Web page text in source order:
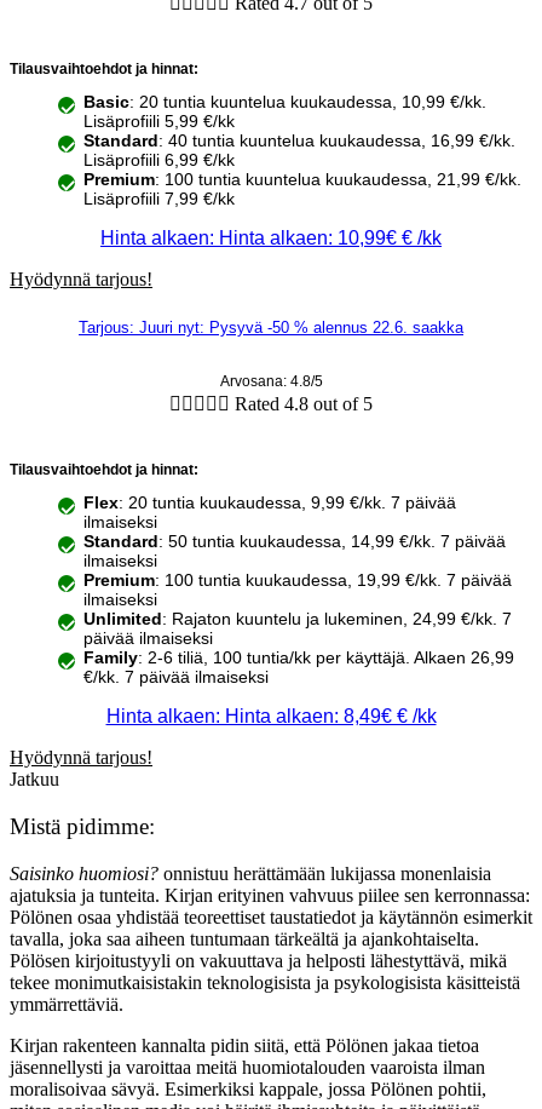
Tilausvaihtoehdot ja hinnat:
Basic: 20 tuntia kuuntelua kuukaudessa, 10,99 €/kk.
Lisäprofiili 5,99 €/kk
Standard: 40 tuntia kuuntelua kuukaudessa, 16,99 €/kk.
Lisäprofiili 6,99 €/kk
Premium: 100 tuntia kuuntelua kuukaudessa, 21,99 €/kk.
Lisäprofiili 7,99 €/kk
Hinta alkaen: Hinta alkaen: 10,99€ € /kk
Hyödynnä tarjous!
Tarjous: Juuri nyt: Pysyvä -50 % alennus 22.6. saakka
Arvosana: 4.8/5
     Rated 4.8 out of 5
Tilausvaihtoehdot ja hinnat:
Flex: 20 tuntia kuukaudessa, 9,99 €/kk. 7 päivää
ilmaiseksi
Standard: 50 tuntia kuukaudessa, 14,99 €/kk. 7 päivää
ilmaiseksi
Premium: 100 tuntia kuukaudessa, 19,99 €/kk. 7 päivää
ilmaiseksi
Unlimited: Rajaton kuuntelu ja lukeminen, 24,99 €/kk. 7
päivää ilmaiseksi
Family: 2-6 tiliä, 100 tuntia/kk per käyttäjä. Alkaen 26,99
€/kk. 7 päivää ilmaiseksi
Hinta alkaen: Hinta alkaen: 8,49€ € /kk
Hyödynnä tarjous!
Jatkuu
Mistä pidimme:
Saisinko huomiosi? onnistuu herättämään lukijassa monenlaisia
ajatuksia ja tunteita. Kirjan erityinen vahvuus piilee sen kerronnassa:
Pölönen osaa yhdistää teoreettiset taustatiedot ja käytännön esimerkit
tavalla, joka saa aiheen tuntumaan tärkeältä ja ajankohtaiselta.
Pölösen kirjoitustyyli on vakuuttava ja helposti lähestyttävä, mikä
tekee monimutkaisistakin teknologisista ja psykologisista käsitteistä
ymmärrettäviä.
Kirjan rakenteen kannalta pidin siitä, että Pölönen jakaa tietoa
jäsennellysti ja varoittaa meitä huomiotalouden vaaroista ilman
moralisoivaa sävyä. Esimerkiksi kappale, jossa Pölönen pohtii,